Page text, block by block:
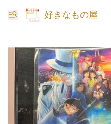
好きなもの屋